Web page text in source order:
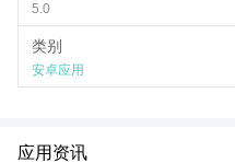
5.0
类别
安卓应用
应用资讯